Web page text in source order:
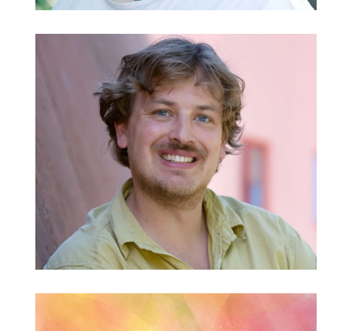
Simon Fürtig
Klassenbetreuer, Werken, Schreinern